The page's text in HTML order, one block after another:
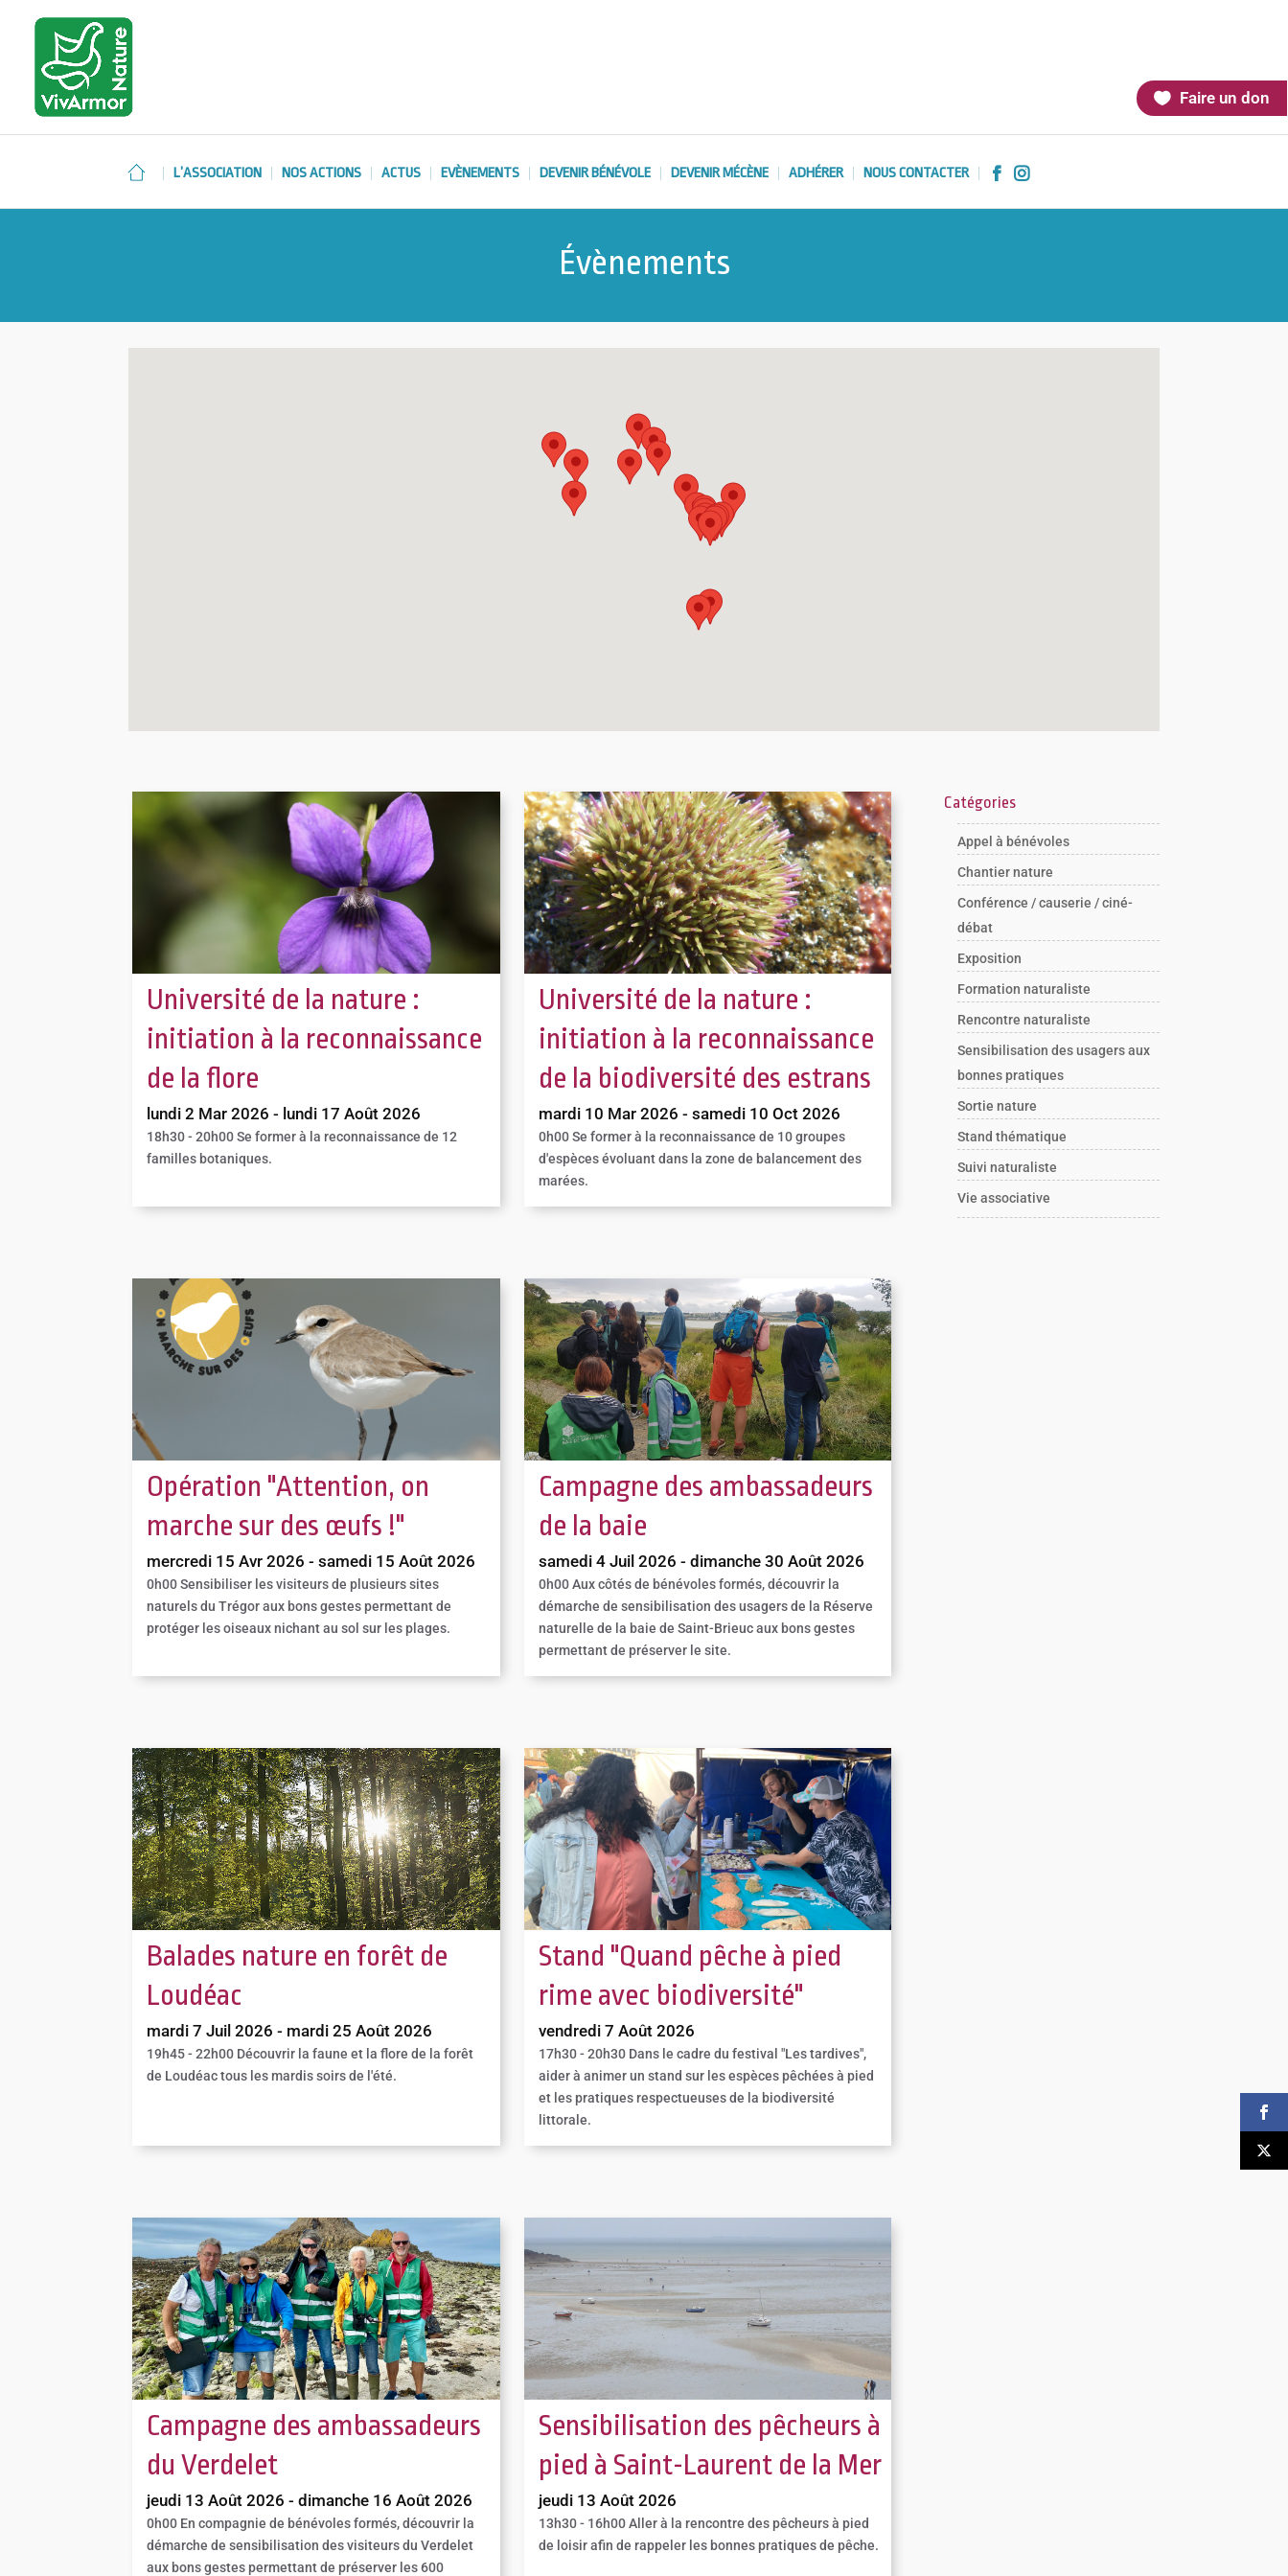
Faire un don
L’ASSOCIATION NOS ACTIONS ACTUS EVÈNEMENTS DEVENIR BÉNÉVOLE DEVENIR MÉCÈNE ADHÉRER NOUS CONTACTER  
Évènements
Université de la nature :
initiation à la reconnaissance
de la flore
lundi 2 Mar 2026 - lundi 17 Août 2026
18h30 - 20h00Se former à la reconnaissance de 12
familles botaniques.
Université de la nature :
initiation à la reconnaissance
de la biodiversité des estrans
mardi 10 Mar 2026 - samedi 10 Oct 2026
0h00Se former à la reconnaissance de 10 groupes
d'espèces évoluant dans la zone de balancement des
marées.
Opération "Attention, on
marche sur des œufs !"
mercredi 15 Avr 2026 - samedi 15 Août 2026
0h00Sensibiliser les visiteurs de plusieurs sites
naturels du Trégor aux bons gestes permettant de
protéger les oiseaux nichant au sol sur les plages.
Campagne des ambassadeurs
de la baie
samedi 4 Juil 2026 - dimanche 30 Août 2026
0h00Aux côtés de bénévoles formés, découvrir la
démarche de sensibilisation des usagers de la Réserve
naturelle de la baie de Saint-Brieuc aux bons gestes
permettant de préserver le site.
Balades nature en forêt de
Loudéac
mardi 7 Juil 2026 - mardi 25 Août 2026
19h45 - 22h00 Découvrir la faune et la flore de la forêt
de Loudéac tous les mardis soirs de l'été.
Stand "Quand pêche à pied
rime avec biodiversité"
vendredi 7 Août 2026
17h30 - 20h30Dans le cadre du festival "Les tardives",
aider à animer un stand sur les espèces pêchées à pied
et les pratiques respectueuses de la biodiversité
littorale.
Campagne des ambassadeurs
du Verdelet
jeudi 13 Août 2026 - dimanche 16 Août 2026
0h00 En compagnie de bénévoles formés, découvrir la
démarche de sensibilisation des visiteurs du Verdelet
aux bons gestes permettant de préserver les 600
Sensibilisation des pêcheurs à
pied à Saint-Laurent de la Mer
jeudi 13 Août 2026
13h30 - 16h00Aller à la rencontre des pêcheurs à pied
de loisir afin de rappeler les bonnes pratiques de pêche.
Catégories
Appel à bénévoles
Chantier nature
Conférence / causerie / ciné-
débat
Exposition
Formation naturaliste
Rencontre naturaliste
Sensibilisation des usagers aux
bonnes pratiques
Sortie nature
Stand thématique
Suivi naturaliste
Vie associative